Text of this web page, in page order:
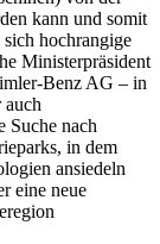
kann und somit
hochrangige
Ministerpräsident
Benz AG – in
auch
Suche nach
in dem
ansiedeln
eine neue